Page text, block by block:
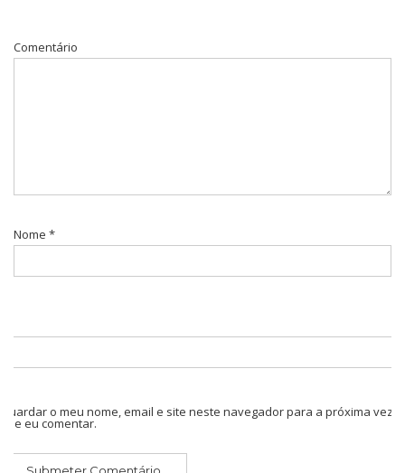
Comentário
Nome *
Guardar o meu nome, email e site neste navegador para a próxima vez
que eu comentar.